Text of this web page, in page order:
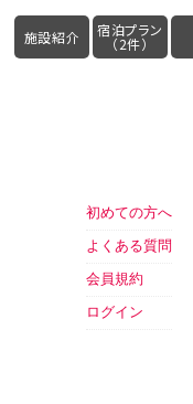
施設紹介 宿泊プラン
（2件）
初めての方へ
よくある質問
会員規約
ログイン